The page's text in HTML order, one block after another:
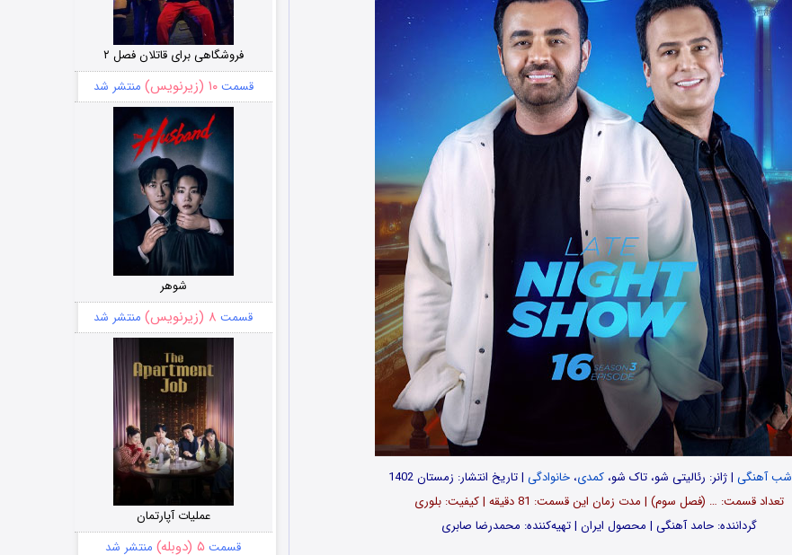
شب آهنگی | ژانر: رئالیتی شو، تاک شو،کمدی،خانوادگی | تاریخ انتشار: زمستان 1402
تعداد قسمت: … (فصل سوم) | مدت زمان این قسمت: 81 دقیقه | کیفیت: بلوری
گرداننده: حامد آهنگی | محصول ایران | تهیه‌کننده: محمدرضا صابری
فروشگاهی برای قاتلان فصل ۲
قسمت۱۰ (زیرنویس) منتشر شد
شوهر
قسمت ۸ (زیرنویس) منتشر شد
عملیات آپارتمان
قسمت ۵ (دوبله) منتشر شد